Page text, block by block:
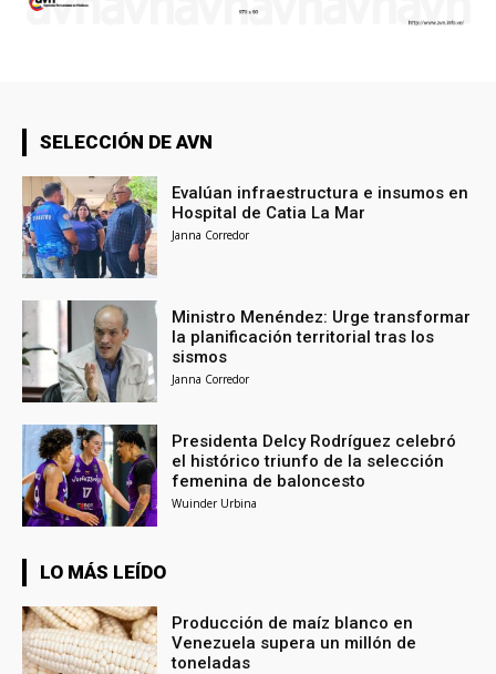
SELECCIÓN DE AVN
Evalúan infraestructura e insumos en
Hospital de Catia La Mar
Janna Corredor
Ministro Menéndez: Urge transformar
la planificación territorial tras los
sismos
Janna Corredor
Presidenta Delcy Rodríguez celebró
el histórico triunfo de la selección
femenina de baloncesto
Wuinder Urbina
LO MÁS LEÍDO
Producción de maíz blanco en
Venezuela supera un millón de
toneladas